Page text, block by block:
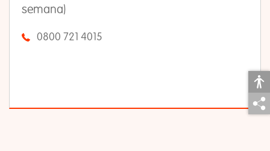
semana)
0800 721 4015